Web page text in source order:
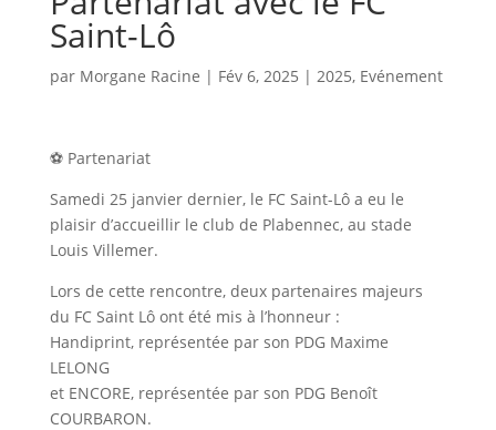
Saint-Lô
par Morgane Racine | Fév 6, 2025 | 2025, Evénement
⚽ Partenariat
Samedi 25 janvier dernier, le FC Saint-Lô a eu le
plaisir d’accueillir le club de Plabennec, au stade
Louis Villemer.
Lors de cette rencontre, deux partenaires majeurs
du FC Saint Lô ont été mis à l’honneur :
Handiprint, représentée par son PDG Maxime
LELONG
et ENCORE, représentée par son PDG Benoît
COURBARON.